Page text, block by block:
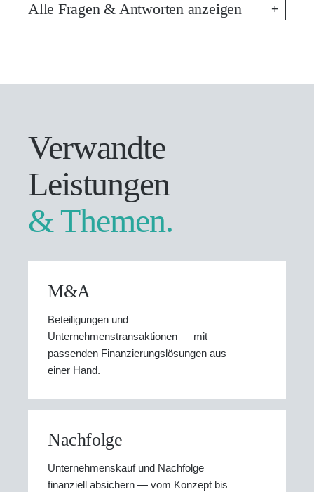
Alle Fragen & Antworten anzeigen +
Verwandte
Leistungen
& Themen.
M&A
Beteiligungen und
Unternehmenstransaktionen — mit
passenden Finanzierungslösungen aus
einer Hand.
Nachfolge
Unternehmenskauf und Nachfolge
finanziell absichern — vom Konzept bis